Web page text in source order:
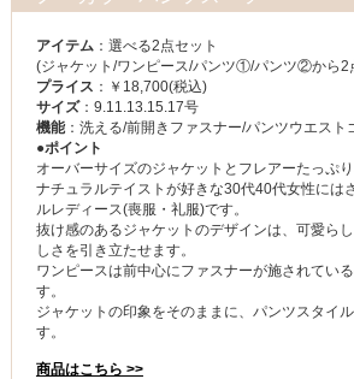
アイテム ：選べる2点セット
(ジャケット/ワンピース/パンツ①/パンツ②から2
プライス ：￥18,700(税込)
サイズ：9.11.13.15.17号
機能：洗える/前開きファスナー/パンツウエスト
●ポイント
オーバーサイズのジャケットとフレアーたっぷ
ナチュラルテイストが好きな30代40代女性には
ルレディース(喪服・礼服)です。
抜け感のあるジャケットのデザインは、可愛ら
しさを引き立たせます。
ワンピースは前中心にファスナーが施されてい
す。
ジャケットの印象をそのままに、パンツスタイ
す。
商品はこちら >>